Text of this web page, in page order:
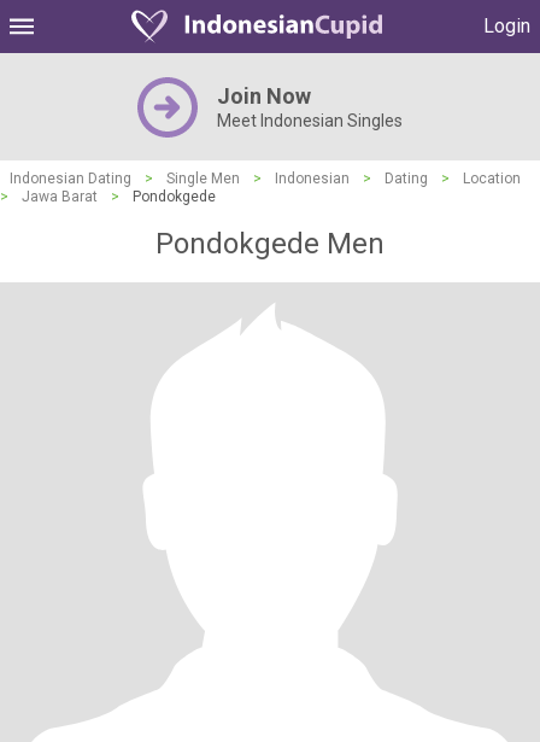
Login
Join Now
Meet Indonesian Singles
Indonesian Dating > Single Men > Indonesian > Dating >
Location
>
Jawa Barat > Pondokgede
Pondokgede Men